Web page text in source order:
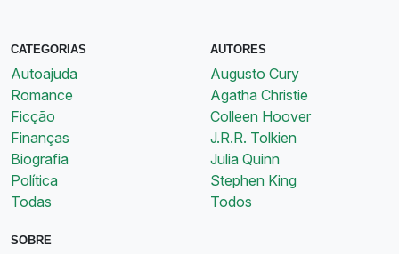
CATEGORIAS
Autoajuda
Romance
Ficção
Finanças
Biografia
Política
Todas
AUTORES
Augusto Cury
Agatha Christie
Colleen Hoover
J.R.R. Tolkien
Julia Quinn
Stephen King
Todos
SOBRE